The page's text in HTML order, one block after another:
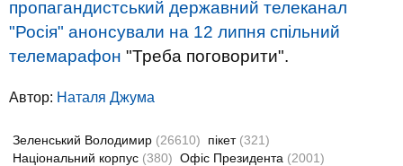
пропагандистський державний телеканал
"Росія" анонсували на 12 липня спільний
телемарафон "Треба поговорити".
Автор: Наталя Джума
Зеленський Володимир (26610) пікет (321)
Національний корпус (380) Офіс Президента (2001)